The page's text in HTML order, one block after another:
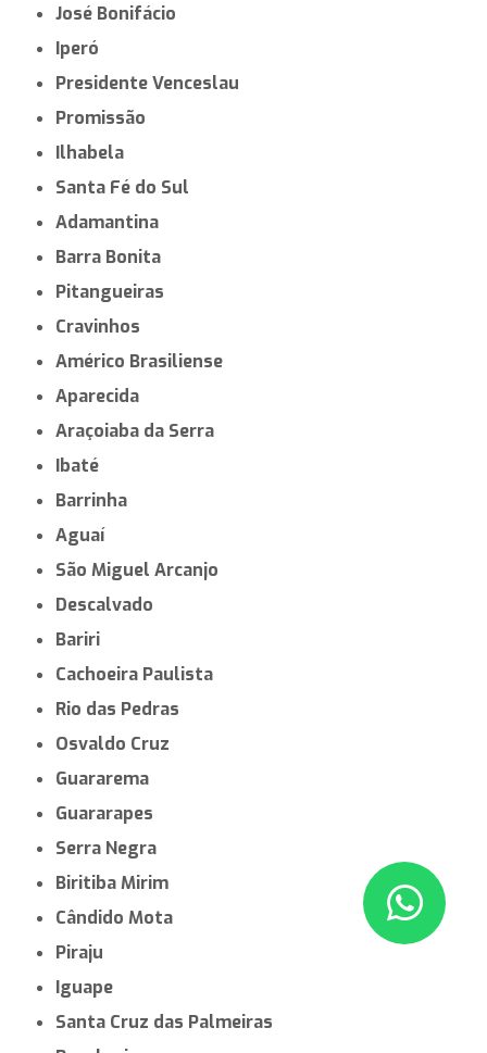
José Bonifácio
Iperó
Presidente Venceslau
Promissão
Ilhabela
Santa Fé do Sul
Adamantina
Barra Bonita
Pitangueiras
Cravinhos
Américo Brasiliense
Aparecida
Araçoiaba da Serra
Ibaté
Barrinha
Aguaí
São Miguel Arcanjo
Descalvado
Bariri
Cachoeira Paulista
Rio das Pedras
Osvaldo Cruz
Guararema
Guararapes
Serra Negra
Biritiba Mirim
Cândido Mota
Piraju
Iguape
Santa Cruz das Palmeiras